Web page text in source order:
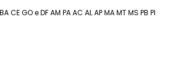
BACEGO e DFAM PAAC ALAPMAMTMS PB PI